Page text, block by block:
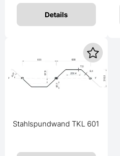
Details
Stahlspundwand TKL 601